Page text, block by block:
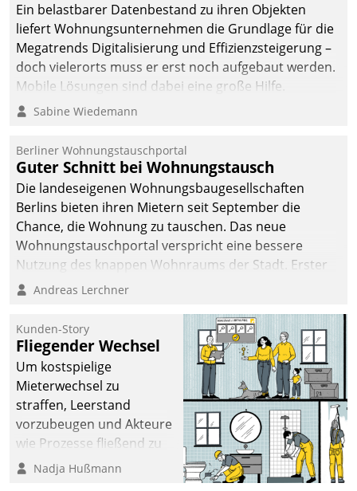
Ein belastbarer Datenbestand zu ihren Objekten
liefert Wohnungsunternehmen die Grundlage für die
Megatrends Digitalisierung und Effizienzsteigerung –
doch vielerorts muss er erst noch aufgebaut werden.
Mobile Lösungen sind dabei eine große Hilfe.
Sabine Wiedemann
Berliner Wohnungstauschportal
Guter Schnitt bei Wohnungstausch
Die landeseigenen Wohnungsbaugesellschaften
Berlins bieten ihren Mietern seit September die
Chance, die Wohnung zu tauschen. Das neue
Wohnungstauschportal verspricht eine bessere
Nutzung des knappen Wohnraums der Stadt. Erster
Anwendungsfall für Datatrains Lösung API-Hub mit
Unternehmen.
Andreas Lerchner
Kunden-Story
Fliegender Wechsel
Um kostspielige
Mieterwechsel zu
straffen, Leerstand
vorzubeugen und Akteure
wie Prozesse fließend zu
vernetzen, nutzt die
Nadja Hußmann